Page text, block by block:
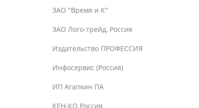
ЗАО "Время и К"
ЗАО Лого-трейд, Россия
Издательство ПРОФЕССИЯ
Инфосервис (Россия)
ИП Агапкин ПА
КЕН-КО Россия